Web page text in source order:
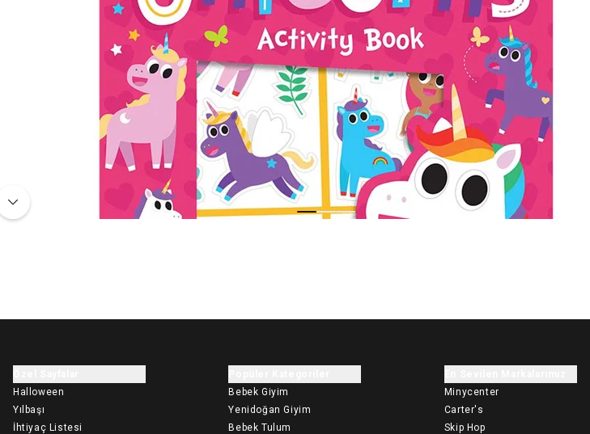
Halloween
Yılbaşı
İhtiyaç Listesi
Bebek Giyim
Yenidoğan Giyim
Bebek Tulum
Minycenter
Carter's
Skip Hop